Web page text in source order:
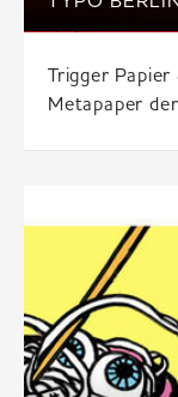
Trigger
Metapaper